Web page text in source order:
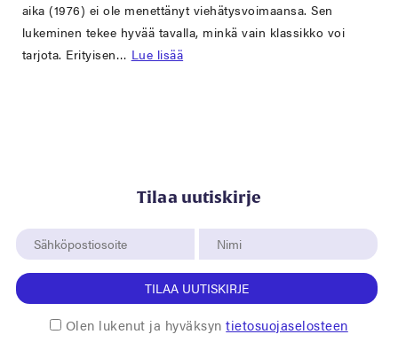
aika (1976) ei ole menettänyt viehätysvoimaansa. Sen
lukeminen tekee hyvää tavalla, minkä vain klassikko voi
tarjota. Erityisen… Lue lisää
Tilaa uutiskirje
TILAA UUTISKIRJE
Olen lukenut ja hyväksyntietosuojaselosteen